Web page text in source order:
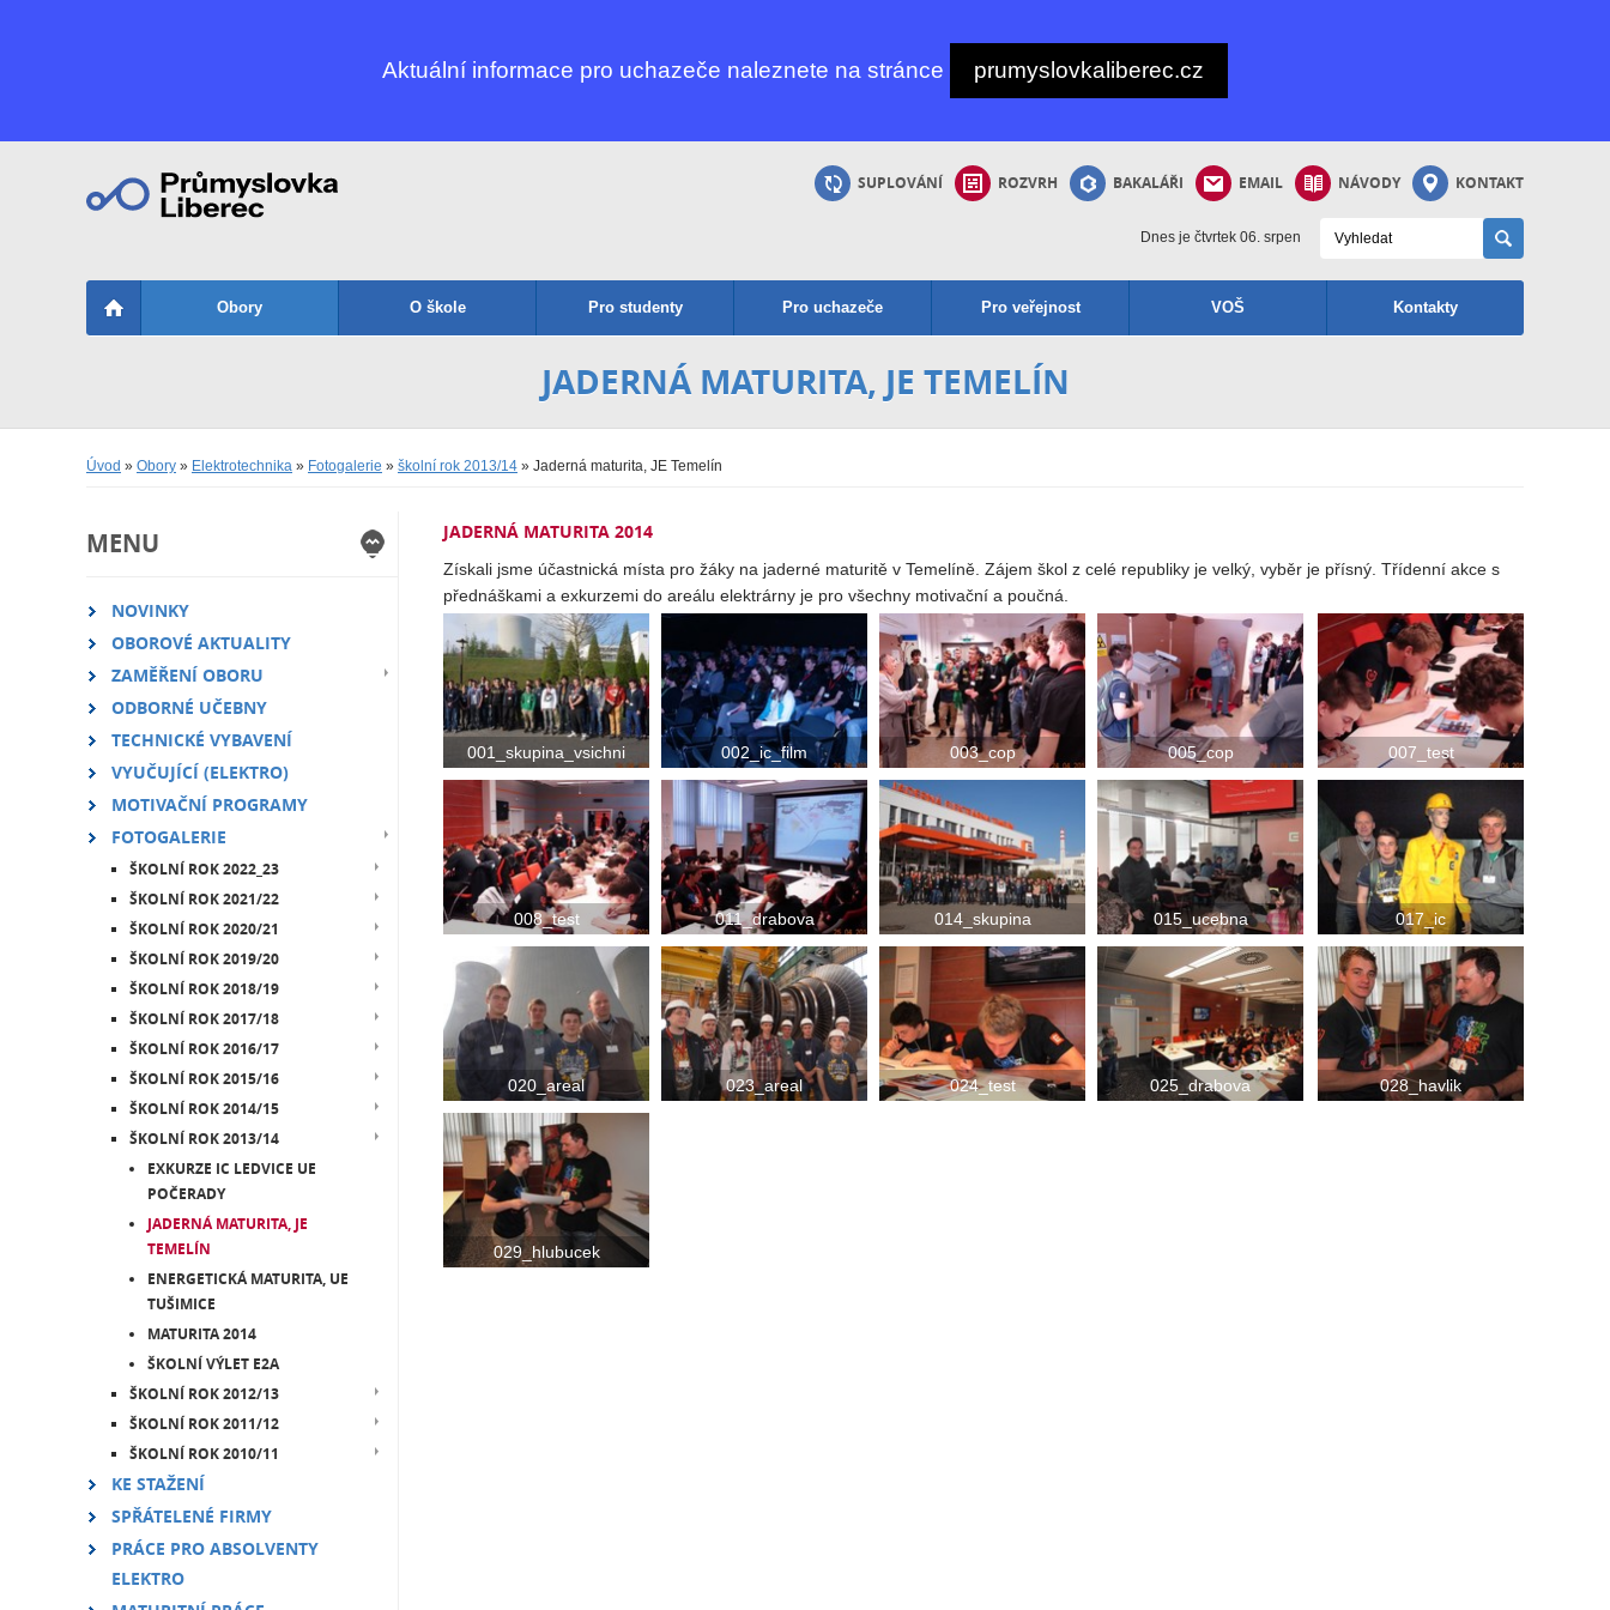
Aktuální informace pro uchazeče naleznete na stránce prumyslovkaliberec.cz
SUPLOVÁNÍ ROZVRH BAKALÁŘI EMAIL NÁVODY KONTAKT
Dnes je čtvrtek 06. srpen
Obory O škole Pro studenty Pro uchazeče Pro veřejnost VOŠ Kontakty
JADERNÁ MATURITA, JE TEMELÍN
Úvod » Obory » Elektrotechnika » Fotogalerie » školní rok 2013/14 » Jaderná maturita, JE Temelín
MENU
NOVINKY
OBOROVÉ AKTUALITY
ZAMĚŘENÍ OBORU
ODBORNÉ UČEBNY
TECHNICKÉ VYBAVENÍ
VYUČUJÍCÍ (ELEKTRO)
MOTIVAČNÍ PROGRAMY
FOTOGALERIE
ŠKOLNÍ ROK 2022_23
ŠKOLNÍ ROK 2021/22
ŠKOLNÍ ROK 2020/21
ŠKOLNÍ ROK 2019/20
ŠKOLNÍ ROK 2018/19
ŠKOLNÍ ROK 2017/18
ŠKOLNÍ ROK 2016/17
ŠKOLNÍ ROK 2015/16
ŠKOLNÍ ROK 2014/15
ŠKOLNÍ ROK 2013/14
EXKURZE IC LEDVICE UE
POČERADY
JADERNÁ MATURITA, JE
TEMELÍN
ENERGETICKÁ MATURITA, UE
TUŠIMICE
MATURITA 2014
ŠKOLNÍ VÝLET E2A
ŠKOLNÍ ROK 2012/13
ŠKOLNÍ ROK 2011/12
ŠKOLNÍ ROK 2010/11
KE STAŽENÍ
SPŘÁTELENÉ FIRMY
PRÁCE PRO ABSOLVENTY
ELEKTRO
JADERNÁ MATURITA 2014
Získali jsme účastnická místa pro žáky na jaderné maturitě v Temelíně. Zájem škol z celé republiky je velký, vyběr je přísný. Třídenní akce s
přednáškami a exkurzemi do areálu elektrárny je pro všechny motivační a poučná.
001_skupina_vsichni 002_ic_film 003_cop 005_cop 007_test
008_test 011_drabova 014_skupina 015_ucebna 017_ic
020_areal 023_areal 024_test 025_drabova 028_havlik
029_hlubucek